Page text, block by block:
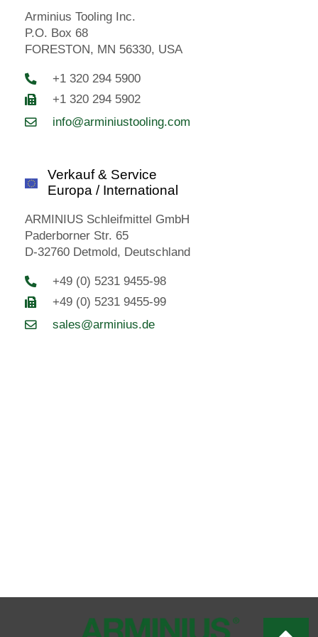
Arminius Tooling Inc.
P.O. Box 68
FORESTON, MN 56330, USA
+1 320 294 5900
+1 320 294 5902
info@arminiustooling.com
Verkauf & Service
Europa / International
ARMINIUS Schleifmittel GmbH
Paderborner Str. 65
D-32760 Detmold, Deutschland
+49 (0) 5231 9455-98
+49 (0) 5231 9455-99
sales@arminius.de